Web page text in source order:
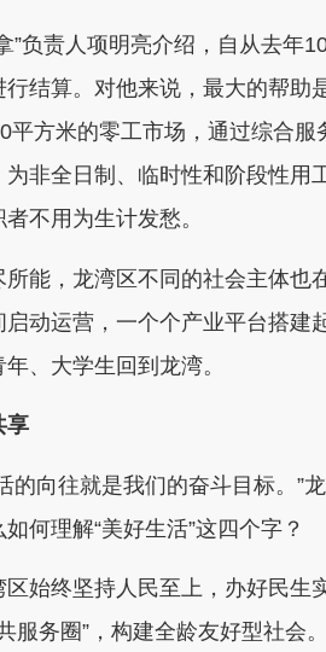
责人项明亮介绍，自从去年
结算。对他来说，最大的帮
平方米的零工市场，通过综合
为非全日制、临时性和阶段性
不用为生计发愁。
，龙湾区不同的社会主体也
动运营，一个个产业平台搭建
、大学生回到龙湾。
享
向往就是我们的奋斗目标。”
何理解“美好生活”这四个字？
终坚持人民至上，办好民生实
服务圈”，构建全龄友好型社会。